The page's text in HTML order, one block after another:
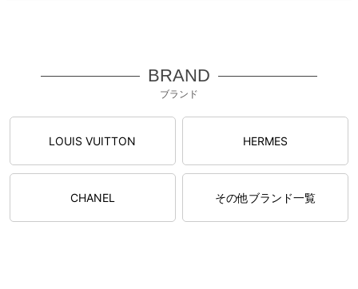
BRAND
ブランド
LOUIS VUITTON HERMES
CHANEL その他ブランド一覧